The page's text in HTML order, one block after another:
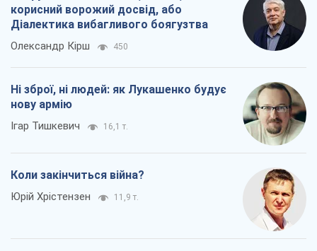
корисний ворожий досвід, або
Діалектика вибагливого боягузтва
Олександр Кірш 450
Ні зброї, ні людей: як Лукашенко будує
нову армію
Ігар Тишкевич 16,1 т.
Коли закінчиться війна?
Юрій Хрістензен 11,9 т.